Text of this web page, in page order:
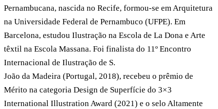
Pernambucana, nascida no Recife, formou-se em Arquitetura
na Universidade Federal de Pernambuco (UFPE). Em
Barcelona, estudou Ilustração na Escola de La Dona e Arte
têxtil na Escola Massana. Foi finalista do 11º Encontro
Internacional de Ilustração de S.
João da Madeira (Portugal, 2018), recebeu o prêmio de
Mérito na categoria Design de Superfície do 3×3
International Illustration Award (2021) e o selo Altamente